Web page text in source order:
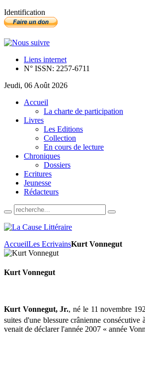
Identification
Liens internet
N° ISSN: 2257-6711
Jeudi, 06 Août 2026
Accueil
La charte de participation
Livres
Les Editions
Collection
En cours de lecture
Chroniques
Dossiers
Ecritures
Jeunesse
Rédacteurs
AccueilLes EcrivainsKurt Vonnegut
Kurt Vonnegut
Kurt Vonnegut, Jr., né le 11 novembre
suites d'une blessure crânienne consécutive
venait de déclarer l'année 2007 « année